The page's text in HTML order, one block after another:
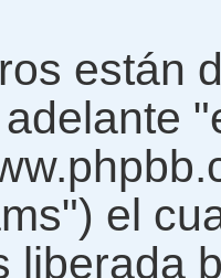
están
el
liberada